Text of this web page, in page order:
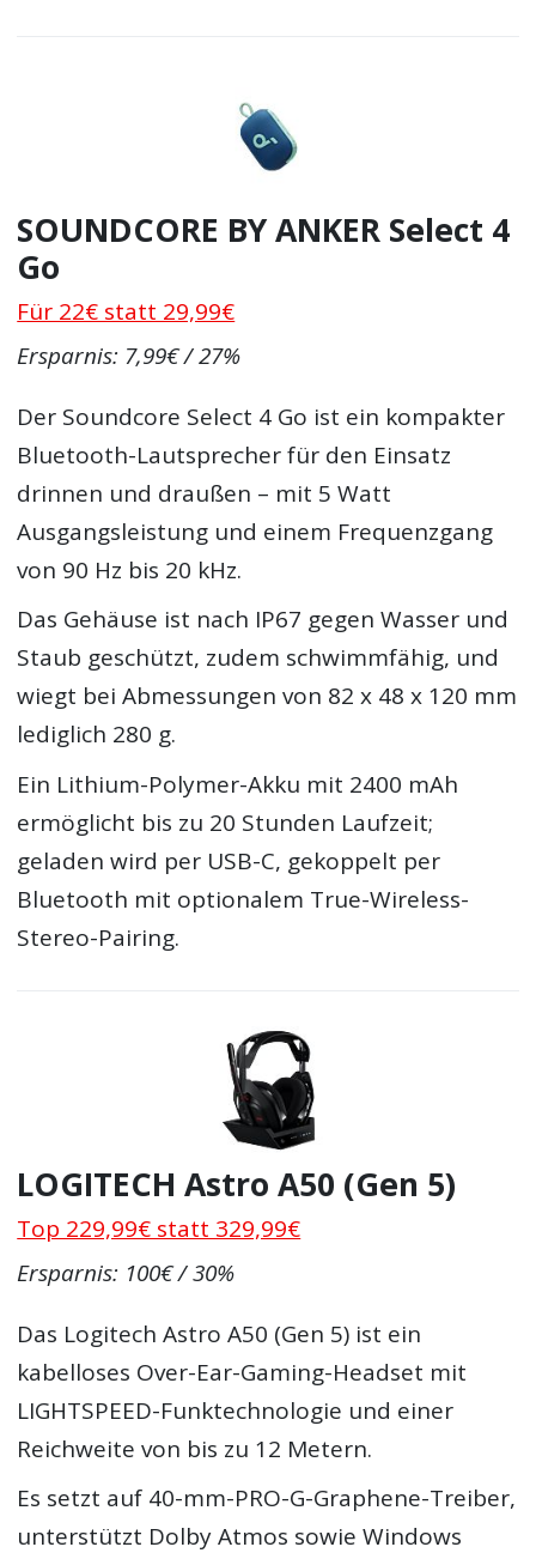
SOUNDCORE BY ANKER Select 4
Go
Für 22€ statt 29,99€
Ersparnis: 7,99€ / 27%
Der Soundcore Select 4 Go ist ein kompakter
Bluetooth-Lautsprecher für den Einsatz
drinnen und draußen – mit 5 Watt
Ausgangsleistung und einem Frequenzgang
von 90 Hz bis 20 kHz.
Das Gehäuse ist nach IP67 gegen Wasser und
Staub geschützt, zudem schwimmfähig, und
wiegt bei Abmessungen von 82 x 48 x 120 mm
lediglich 280 g.
Ein Lithium-Polymer-Akku mit 2400 mAh
ermöglicht bis zu 20 Stunden Laufzeit;
geladen wird per USB-C, gekoppelt per
Bluetooth mit optionalem True-Wireless-
Stereo-Pairing.
LOGITECH Astro A50 (Gen 5)
Top 229,99€ statt 329,99€
Ersparnis: 100€ / 30%
Das Logitech Astro A50 (Gen 5) ist ein
kabelloses Over-Ear-Gaming-Headset mit
LIGHTSPEED-Funktechnologie und einer
Reichweite von bis zu 12 Metern.
Es setzt auf 40-mm-PRO-G-Graphene-Treiber,
unterstützt Dolby Atmos sowie Windows